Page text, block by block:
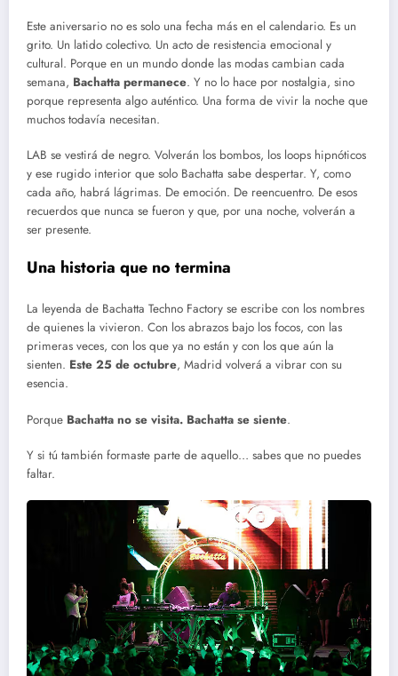
Este aniversario no es solo una fecha más en el calendario. Es un
grito. Un latido colectivo. Un acto de resistencia emocional y
cultural. Porque en un mundo donde las modas cambian cada
semana, Bachatta permanece. Y no lo hace por nostalgia, sino
porque representa algo auténtico. Una forma de vivir la noche que
muchos todavía necesitan.
LAB se vestirá de negro. Volverán los bombos, los loops hipnóticos
y ese rugido interior que solo Bachatta sabe despertar. Y, como
cada año, habrá lágrimas. De emoción. De reencuentro. De esos
recuerdos que nunca se fueron y que, por una noche, volverán a
ser presente.
Una historia que no termina
La leyenda de Bachatta Techno Factory se escribe con los nombres
de quienes la vivieron. Con los abrazos bajo los focos, con las
primeras veces, con los que ya no están y con los que aún la
sienten. Este 25 de octubre, Madrid volverá a vibrar con su
esencia.
Porque Bachatta no se visita. Bachatta se siente.
Y si tú también formaste parte de aquello… sabes que no puedes
faltar.